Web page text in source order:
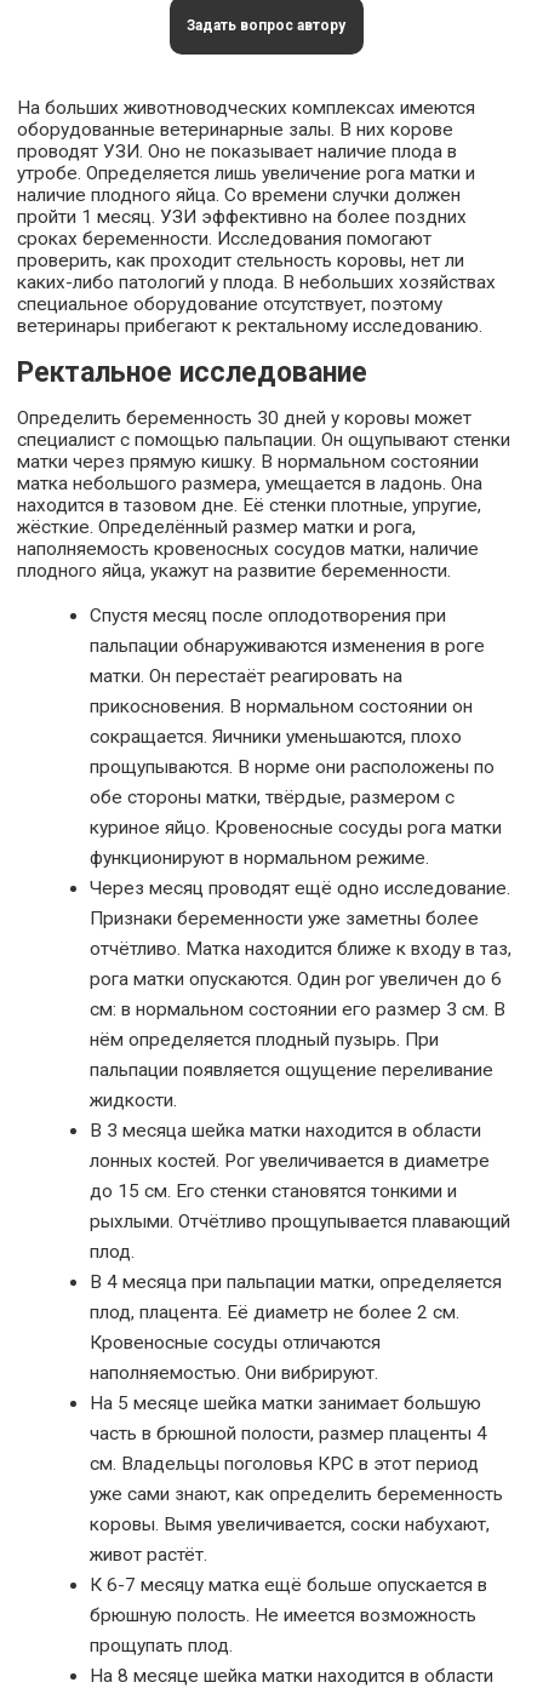
Задать вопрос автору
На больших животноводческих комплексах имеются
оборудованные ветеринарные залы. В них корове
проводят УЗИ. Оно не показывает наличие плода в
утробе. Определяется лишь увеличение рога матки и
наличие плодного яйца. Со времени случки должен
пройти 1 месяц. УЗИ эффективно на более поздних
сроках беременности. Исследования помогают
проверить, как проходит стельность коровы, нет ли
каких-либо патологий у плода. В небольших хозяйствах
специальное оборудование отсутствует, поэтому
ветеринары прибегают к ректальному исследованию.
Ректальное исследование
Определить беременность 30 дней у коровы может
специалист с помощью пальпации. Он ощупывают стенки
матки через прямую кишку. В нормальном состоянии
матка небольшого размера, умещается в ладонь. Она
находится в тазовом дне. Её стенки плотные, упругие,
жёсткие. Определённый размер матки и рога,
наполняемость кровеносных сосудов матки, наличие
плодного яйца, укажут на развитие беременности.
Спустя месяц после оплодотворения при
пальпации обнаруживаются изменения в роге
матки. Он перестаёт реагировать на
прикосновения. В нормальном состоянии он
сокращается. Яичники уменьшаются, плохо
прощупываются. В норме они расположены по
обе стороны матки, твёрдые, размером с
куриное яйцо. Кровеносные сосуды рога матки
функционируют в нормальном режиме.
Через месяц проводят ещё одно исследование.
Признаки беременности уже заметны более
отчётливо. Матка находится ближе к входу в таз,
рога матки опускаются. Один рог увеличен до 6
см: в нормальном состоянии его размер 3 см. В
нём определяется плодный пузырь. При
пальпации появляется ощущение переливание
жидкости.
В 3 месяца шейка матки находится в области
лонных костей. Рог увеличивается в диаметре
до 15 см. Его стенки становятся тонкими и
рыхлыми. Отчётливо прощупывается плавающий
плод.
В 4 месяца при пальпации матки, определяется
плод, плацента. Её диаметр не более 2 см.
Кровеносные сосуды отличаются
наполняемостью. Они вибрируют.
На 5 месяце шейка матки занимает большую
часть в брюшной полости, размер плаценты 4
см. Владельцы поголовья КРС в этот период
уже сами знают, как определить беременность
коровы. Вымя увеличивается, соски набухают,
живот растёт.
К 6-7 месяцу матка ещё больше опускается в
брюшную полость. Не имеется возможность
прощупать плод.
На 8 месяце шейка матки находится в области